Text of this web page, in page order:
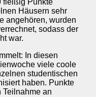
fleißig Punkte
Häusern sehr
angehören, wurden
sodass der
war.
In diesen
viele coole
studentischen
haben. Punkte
Teilnahme an